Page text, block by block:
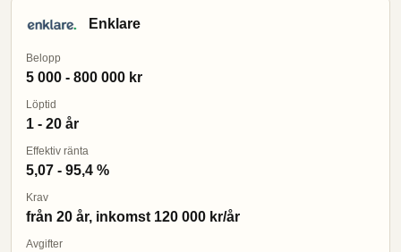
Enklare
Belopp
5 000 - 800 000 kr
Löptid
1 - 20 år
Effektiv ränta
5,07 - 95,4 %
Krav
från 20 år, inkomst 120 000 kr/år
Avgifter